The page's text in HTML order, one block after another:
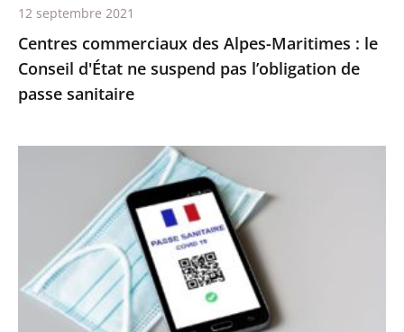
pas
l’obligation
de
passe
Centres commerciaux des Alpes-Maritimes : le
Conseil d'État ne suspend pas l’obligation de
passe sanitaire
12 septembre 2021
Conseil
d’État